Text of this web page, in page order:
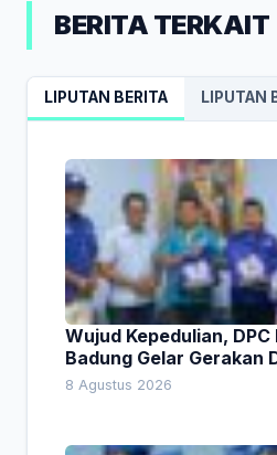
BERITA TERKAIT
LIPUTAN BERITA LIPUTAN
Wujud Kepedulian,
Badung Gelar Gerakan
8 Agustus 2026